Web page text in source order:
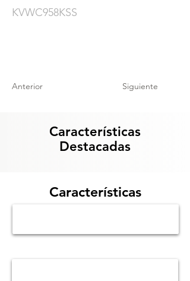
KVWC958KSS
Anterior Siguiente
Características
Destacadas
Características